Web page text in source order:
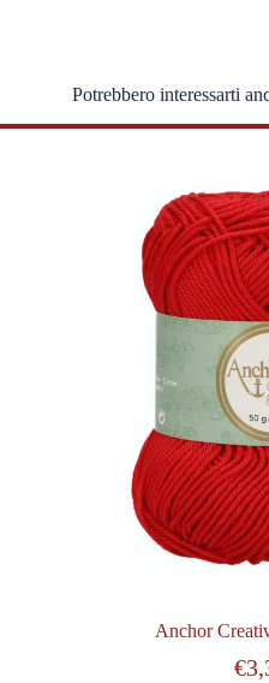
Potrebbero interessarti
Anchor
€